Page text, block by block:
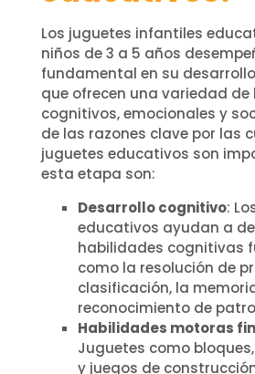
Los juguetes infantiles
niños de 3 a 5 años
fundamental en su
que ofrecen una variedad de
cognitivos, emocionales y
de las razones clave por las
juguetes educativos son
esta etapa son:
Desarrollo cognitivo:
educativos ayudan a
habilidades cognitivas
como la resolución de
clasificación, la
reconocimiento de
Habilidades motoras
Juguetes como
y juegos de